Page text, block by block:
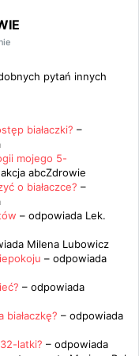
pytań innych
białaczki? –
mojego 5-
abcZdrowie
o białaczce? –
– odpowiada Lek.
Milena Lubowicz
– odpowiada
– odpowiada
– odpowiada
latki? – odpowiada